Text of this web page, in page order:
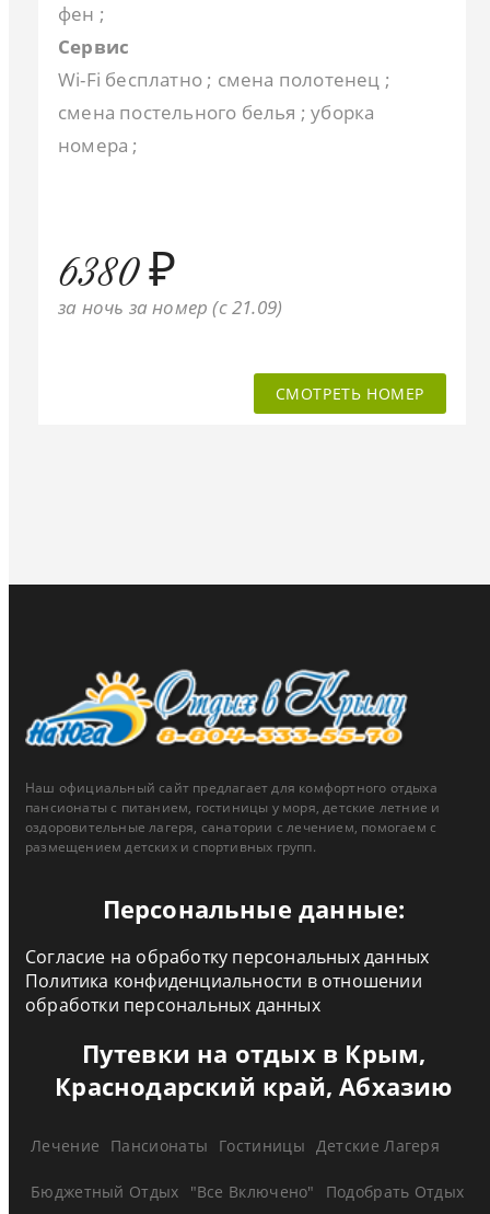
фен ;
Сервис
Wi-Fi бесплатно ; смена полотенец ;
смена постельного белья ; уборка
номера ;
6380 ₽
за ночь за номер (c 21.09)
СМОТРЕТЬ НОМЕР
Наш официальный сайт предлагает для комфортного отдыха
пансионаты с питанием, гостиницы у моря, детские летние и
оздоровительные лагеря, санатории с лечением, помогаем с
размещением детских и спортивных групп.
Персональные данные:
Согласие на обработку персональных данных
Политика конфиденциальности в отношении
обработки персональных данных
Путевки на отдых в Крым,
Краснодарский край, Абхазию
Лечение Пансионаты Гостиницы Детские Лагеря
Бюджетный Отдых "Все Включено" Подобрать Отдых